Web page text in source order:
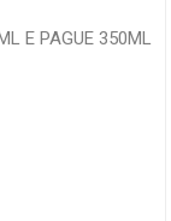
E PAGUE 350ML